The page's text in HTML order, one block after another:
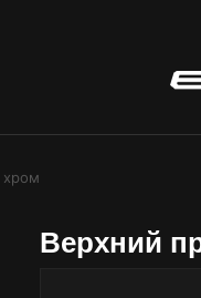
Верхний